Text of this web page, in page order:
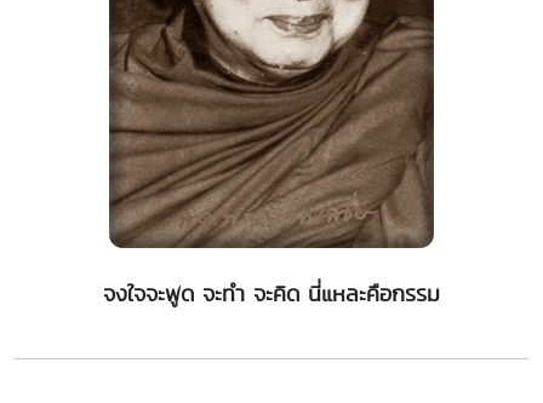
จงใจจะพูด จะทำ จะคิด นี่แหละคือกรรม